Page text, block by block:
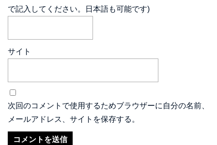
で記入してください。日本語も可能です)
サイト
次回のコメントで使用するためブラウザーに自分の名前、
メールアドレス、サイトを保存する。